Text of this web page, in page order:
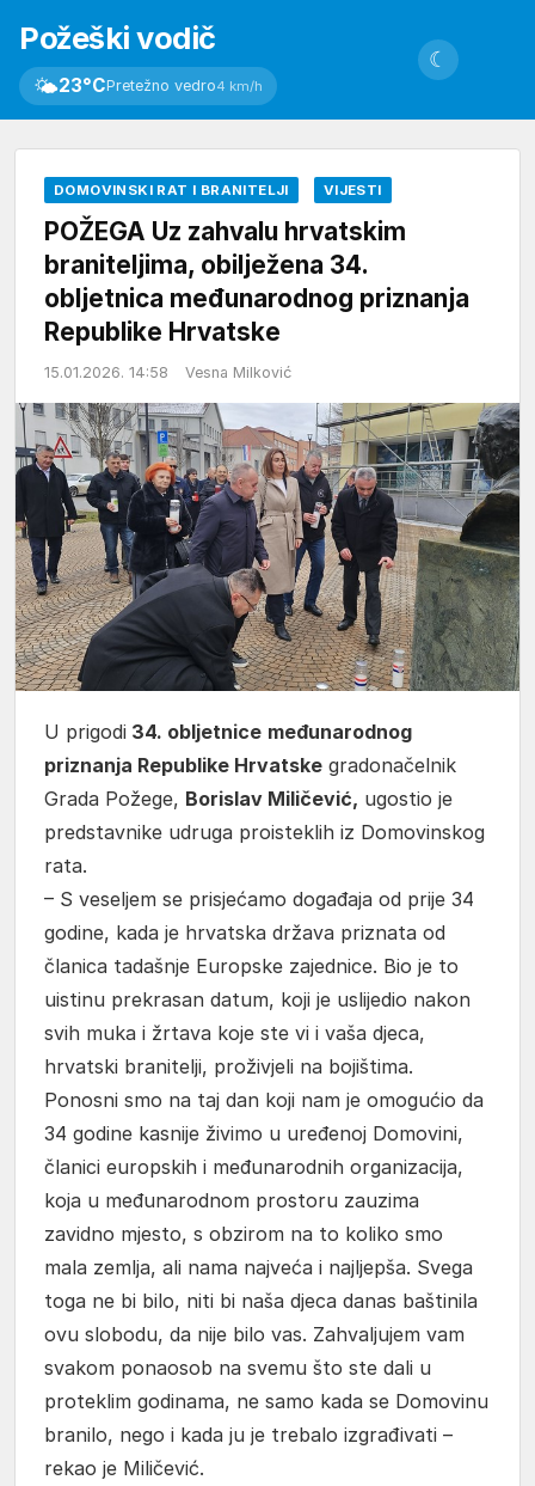
Požeški vodič
🌤23°CPretežno vedro4 km/h
☾
DOMOVINSKI RAT I BRANITELJI VIJESTI
POŽEGA Uz zahvalu hrvatskim
braniteljima, obilježena 34.
obljetnica međunarodnog priznanja
Republike Hrvatske
15.01.2026. 14:58 Vesna Milković
U prigodi 34. obljetnice međunarodnog
priznanja Republike Hrvatske gradonačelnik
Grada Požege, Borislav Miličević, ugostio je
predstavnike udruga proisteklih iz Domovinskog
rata.
– S veseljem se prisjećamo događaja od prije 34
godine, kada je hrvatska država priznata od
članica tadašnje Europske zajednice. Bio je to
uistinu prekrasan datum, koji je uslijedio nakon
svih muka i žrtava koje ste vi i vaša djeca,
hrvatski branitelji, proživjeli na bojištima.
Ponosni smo na taj dan koji nam je omogućio da
34 godine kasnije živimo u uređenoj Domovini,
članici europskih i međunarodnih organizacija,
koja u međunarodnom prostoru zauzima
zavidno mjesto, s obzirom na to koliko smo
mala zemlja, ali nama najveća i najljepša. Svega
toga ne bi bilo, niti bi naša djeca danas baštinila
ovu slobodu, da nije bilo vas. Zahvaljujem vam
svakom ponaosob na svemu što ste dali u
proteklim godinama, ne samo kada se Domovinu
branilo, nego i kada ju je trebalo izgrađivati –
rekao je Miličević.